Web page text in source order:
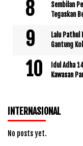
Sembilan
Tegaskan
Lalu
Gantung
Idul Adha
Kawasan
INTERNASIONAL
No posts yet.